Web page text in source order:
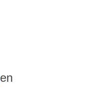
en